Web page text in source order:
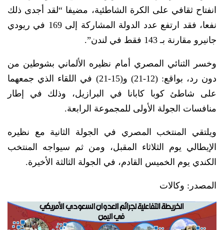
انفتاح ثقافي على الكرة الشاطئية، مضيفا “لقد أجدى ذلك
نفعا، فقد ارتفع عدد الدولة المشاركة إلى 169 في ريودي
جانيرو مقارنة بـ 143 فقط في لندن”.
وخسر الثنائي المصري أمام نظيره الألماني بشوطين من
دون رد، بواقع: (12-21) و(15-21) في اللقاء الذي جمعهما
على شاطئ كوبا كابانا في البرازيل، وذلك في إطار
منافسات الجولة الأولى للمجموعة الرابعة.
ويلتقي المنتخب المصري في الجولة الثانية مع نظيره
الإيطالي يوم الثلاثاء المقبل، ومن ثم سيواجه المنتخب
الكندي يوم الخميس القادم، في الجولة الثالثة الأخيرة.
المصدر: وكالات